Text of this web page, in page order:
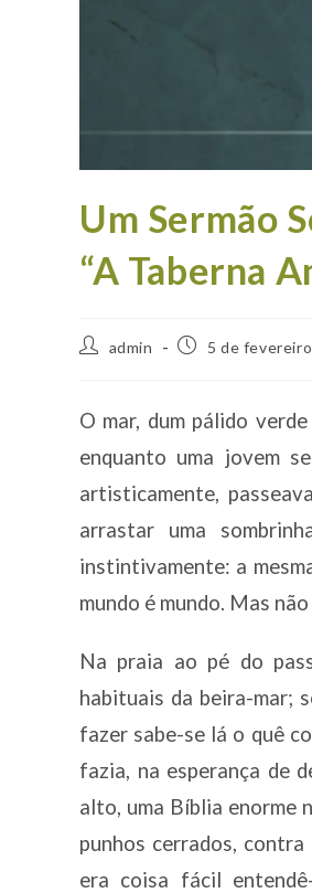
Um Sermão
“A Taberna
Autoradmin
Post5 de
O mar, dum pálido
enquanto uma jovem
artisticamente,
arrastar uma
instintivamente: a
mundo é mundo. Mas
Na praia ao pé do
habituais da beira-mar;
fazer sabe-se lá o quê
fazia, na esperança de
alto, uma Bíblia enorme
punhos cerrados,
era coisa fácil